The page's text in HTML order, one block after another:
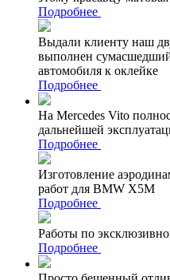
Подробнее
Выдали клиенту наш
выполнен
автомобиля к оклейке
Подробнее
На Mercedes Vito
дальнейшей
Подробнее
Изготовление
работ для BMW X5M
Подробнее
Работы по
Подробнее